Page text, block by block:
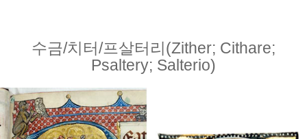
수금/치터/프살터리(Zither; Cithare;
Psaltery; Salterio)